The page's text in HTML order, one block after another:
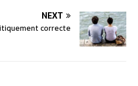
NEXT
correcte